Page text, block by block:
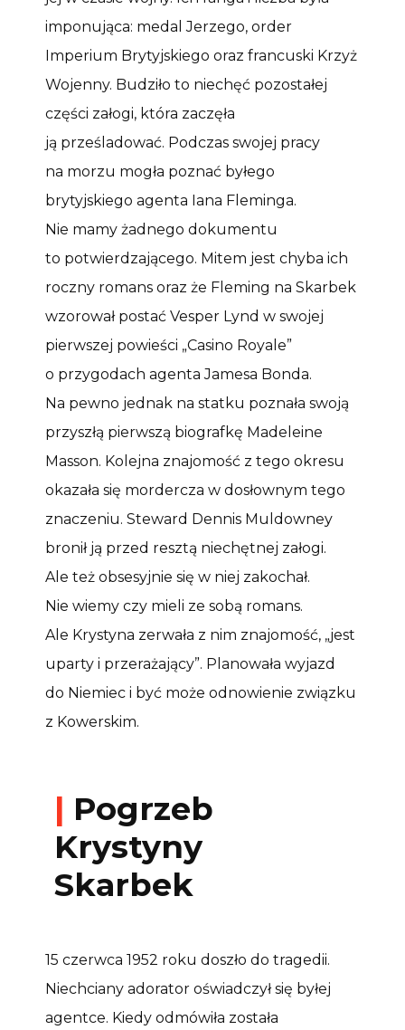
imponująca: medal Jerzego, order
Imperium Brytyjskiego oraz francuski Krzyż
Wojenny. Budziło to niechęć pozostałej
części załogi, która zaczęła
ją prześladować. Podczas swojej pracy
na morzu mogła poznać byłego
brytyjskiego agenta Iana Fleminga.
Nie mamy żadnego dokumentu
to potwierdzającego. Mitem jest chyba ich
roczny romans oraz że Fleming na Skarbek
wzorował postać Vesper Lynd w swojej
pierwszej powieści „Casino Royale”
o przygodach agenta Jamesa Bonda.
Na pewno jednak na statku poznała swoją
przyszłą pierwszą biografkę Madeleine
Masson. Kolejna znajomość z tego okresu
okazała się mordercza w dosłownym tego
znaczeniu. Steward Dennis Muldowney
bronił ją przed resztą niechętnej załogi.
Ale też obsesyjnie się w niej zakochał.
Nie wiemy czy mieli ze sobą romans.
Ale Krystyna zerwała z nim znajomość, „jest
uparty i przerażający”. Planowała wyjazd
do Niemiec i być może odnowienie związku
z Kowerskim.
| Pogrzeb
Krystyny
Skarbek
15 czerwca 1952 roku doszło do tragedii.
Niechciany adorator oświadczył się byłej
agentce. Kiedy odmówiła została